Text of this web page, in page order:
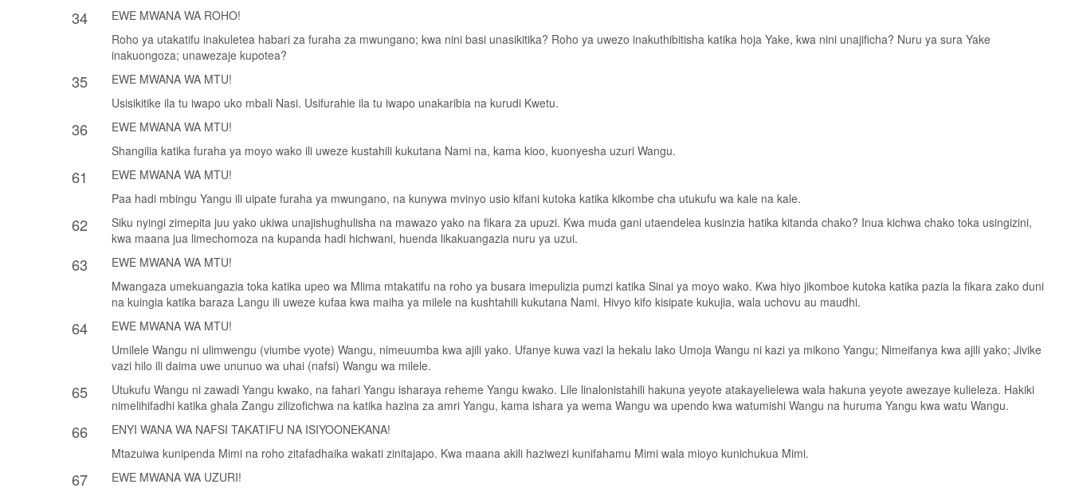
34
EWE MWANA WA ROHO!
Roho ya utakatifu inakuletea habari za furaha za mwungano; kwa nini basi unasikitika? Roho ya uwezo inakuthibitisha katika hoja Yake, kwa nini unajificha? Nuru ya sura Yake
inakuongoza; unawezaje kupotea?
35
EWE MWANA WA MTU!
Usisikitike ila tu iwapo uko mbali Nasi. Usifurahie ila tu iwapo unakaribia na kurudi Kwetu.
36
EWE MWANA WA MTU!
Shangilia katika furaha ya moyo wako ili uweze kustahili kukutana Nami na, kama kioo, kuonyesha uzuri Wangu.
61
EWE MWANA WA MTU!
Paa hadi mbingu Yangu ili uipate furaha ya mwungano, na kunywa mvinyo usio kifani kutoka katika kikombe cha utukufu wa kale na kale.
62
Siku nyingi zimepita juu yako ukiwa unajishughulisha na mawazo yako na fikara za upuzi. Kwa muda gani utaendelea kusinzia hatika kitanda chako? Inua kichwa chako toka usingizini,
kwa maana jua limechomoza na kupanda hadi hichwani, huenda likakuangazia nuru ya uzui.
63
EWE MWANA WA MTU!
Mwangaza umekuangazia toka katika upeo wa Mlima mtakatifu na roho ya busara imepulizia pumzi katika Sinai ya moyo wako. Kwa hiyo jikomboe kutoka katika pazia la fikara zako duni
na kuingia katika baraza Langu ili uweze kufaa kwa maiha ya milele na kushtahili kukutana Nami. Hivyo kifo kisipate kukujia, wala uchovu au maudhi.
64
EWE MWANA WA MTU!
Umilele Wangu ni ulimwengu (viumbe vyote) Wangu, nimeuumba kwa ajili yako. Ufanye kuwa vazi la hekalu lako Umoja Wangu ni kazi ya mikono Yangu; Nimeifanya kwa ajili yako; Jivike
vazi hilo ili daima uwe ununuo wa uhai (nafsi) Wangu wa milele.
65
Utukufu Wangu ni zawadi Yangu kwako, na fahari Yangu isharaya reheme Yangu kwako. Lile linalonistahili hakuna yeyote atakayelielewa wala hakuna yeyote awezaye kulieleza. Hakiki
nimelihifadhi katika ghala Zangu zilizofichwa na katika hazina za amri Yangu, kama ishara ya wema Wangu wa upendo kwa watumishi Wangu na huruma Yangu kwa watu Wangu.
66
ENYI WANA WA NAFSI TAKATIFU NA ISIYOONEKANA!
Mtazuiwa kunipenda Mimi na roho zitafadhaika wakati zinitajapo. Kwa maana akili haziwezi kunifahamu Mimi wala mioyo kunichukua Mimi.
67
EWE MWANA WA UZURI!